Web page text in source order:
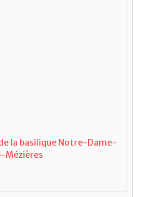
la basilique Notre-Dame-
Mézières